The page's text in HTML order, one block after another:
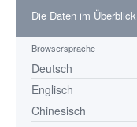
Die Daten im Überblick
Browsersprache
Deutsch
Englisch
Chinesisch